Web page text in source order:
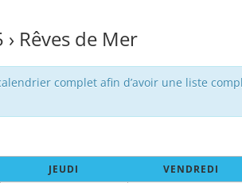
› Rêves de Mer
complet afin d’avoir une liste
JEUDI VENDREDI